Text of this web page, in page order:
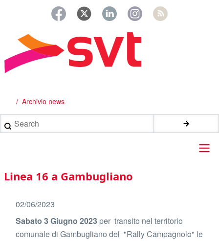
principale
Briciole
di
pane
Archivio news
Search
Main
navigation
Linea 16 a Gambugliano
02/06/2023
Sabato 3 Giugno 2023 per transito nel territorio
comunale di Gambugliano del "Rally Campagnolo" le